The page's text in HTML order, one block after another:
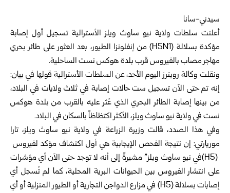
سيدني-سانا‏
أعلنت سلطات ولاية نيو ساوث ويلز الأسترالية تسجيل أول إصابة
‏مؤكدة بسلالة‎ (H5N1) ‎من إنفلونزا الطيور، بعد العثور على طائر ‏بحري
مهاجر مصاب بالفيروس قرب بلدة هوكس نست الساحلية‎.‎
ونقلت وكالة رويترز اليوم الأحد، عن السلطات الأسترالية قولها في ‏بيان:
إنه تم حتى الآن تسجيل ست حالات إصابة في ثلاث ولايات ‏في البلاد،
من بينها إصابة الطائر البحري الذي عُثر عليه بالقرب ‏من بلدة هوكس
نست في ولاية نيو ساوث ويلز، الأكثر اكتظاظاً ‏بالسكان في البلاد‎.‎
وفي هذا الصدد، قالت وزيرة الزراعة في ولاية نيو ساوث ويلز، ‏تارا
(H5) ‎في نيو ساوث ويلز” مشيرةً إلى أنه لا توجد حتى ‏الآن أي مؤشرات
على انتشار الفيروس بين الحيوانات البرية ‏المحلية، كما لم تُسجل أي
إصابات بسلالة‎ (H5) ‎في مزارع الدواجن ‏التجارية أو الطيور المنزلية أو أي